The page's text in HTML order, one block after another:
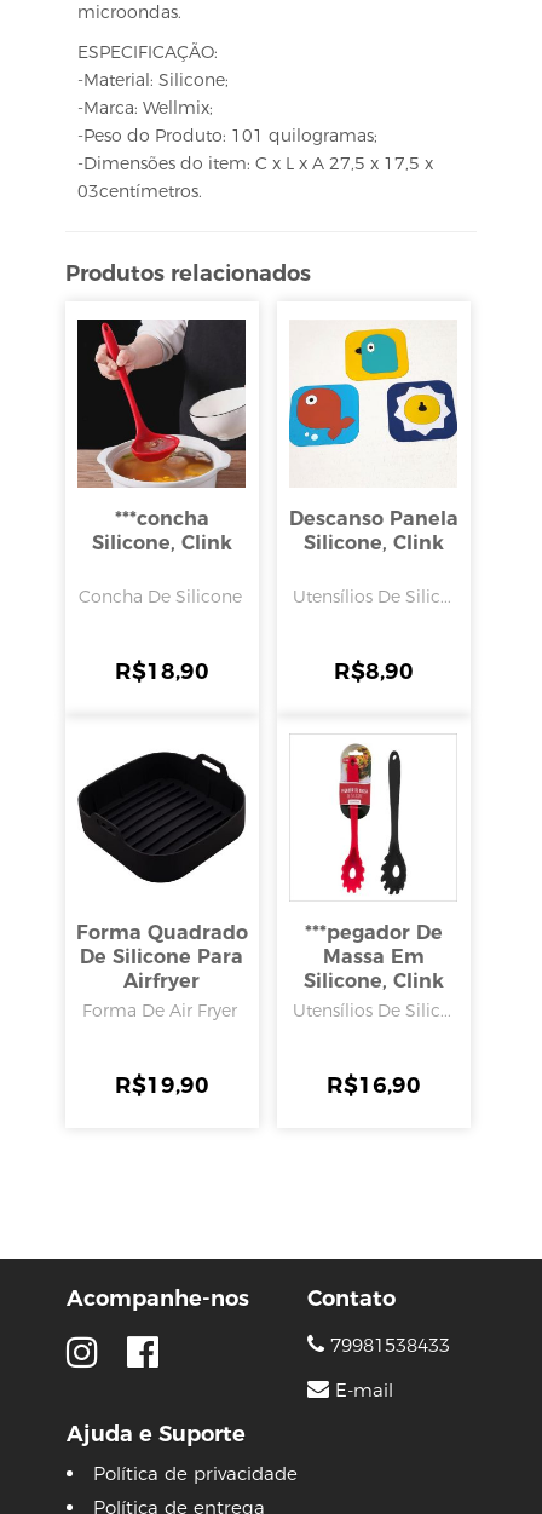
microondas.
ESPECIFICAÇÃO:
-Material: Silicone;
-Marca: Wellmix;
-Peso do Produto: 101 quilogramas;
-Dimensões do item: C x L x A 27,5 x 17,5 x
03centímetros.
Produtos relacionados
***concha
Silicone, Clink
Concha De Silicone
R$18,90
Descanso Panela
Silicone, Clink
Utensílios De Silic...
R$8,90
Forma Quadrado
De Silicone Para
Airfryer
16.5cmx6cm
Forma De Air Fryer
R$19,90
***pegador De
Massa Em
Silicone, Clink
Utensílios De Silic...
R$16,90
Acompanhe-nos
Ajuda e Suporte
Política de privacidade
Política de entrega
Contato
79981538433
E-mail